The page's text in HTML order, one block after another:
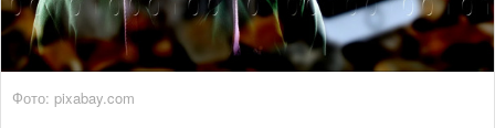
Фото: pixabay.com